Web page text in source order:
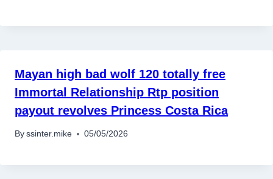
Mayan high bad wolf 120 totally free
Immortal Relationship Rtp position
payout revolves Princess Costa Rica
By ssinter.mike 05/05/2026